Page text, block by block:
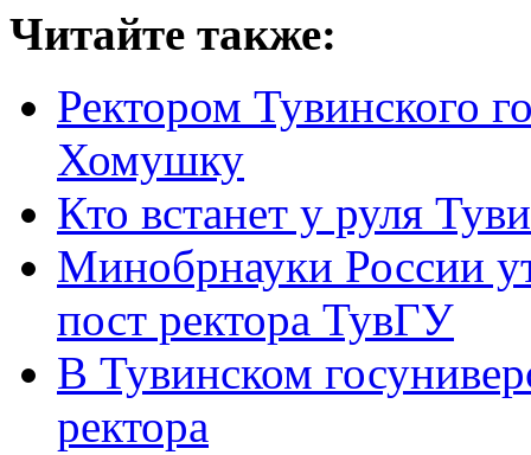
Читайте также:
Ректором Тувинского
Хомушку
Кто встанет у руля
Минобрнауки России
пост ректора ТувГУ
В Тувинском
ректора